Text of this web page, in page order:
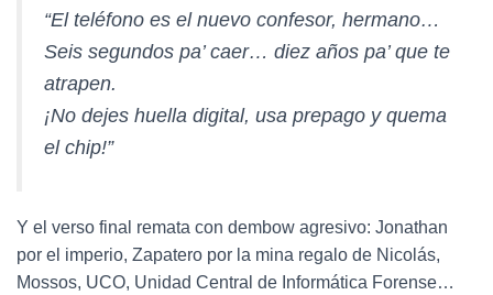
“El teléfono es el nuevo confesor, hermano…
Seis segundos pa’ caer… diez años pa’ que te
atrapen.
¡No dejes huella digital, usa prepago y quema
el chip!”
Y el verso final remata con dembow agresivo: Jonathan
por el imperio, Zapatero por la mina regalo de Nicolás,
Mossos, UCO, Unidad Central de Informática Forense…